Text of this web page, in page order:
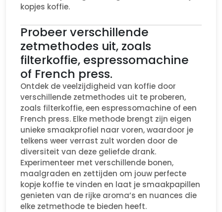
kopjes koffie.
Probeer verschillende
zetmethodes uit, zoals
filterkoffie, espressomachine
of French press.
Ontdek de veelzijdigheid van koffie door
verschillende zetmethodes uit te proberen,
zoals filterkoffie, een espressomachine of een
French press. Elke methode brengt zijn eigen
unieke smaakprofiel naar voren, waardoor je
telkens weer verrast zult worden door de
diversiteit van deze geliefde drank.
Experimenteer met verschillende bonen,
maalgraden en zettijden om jouw perfecte
kopje koffie te vinden en laat je smaakpapillen
genieten van de rijke aroma’s en nuances die
elke zetmethode te bieden heeft.